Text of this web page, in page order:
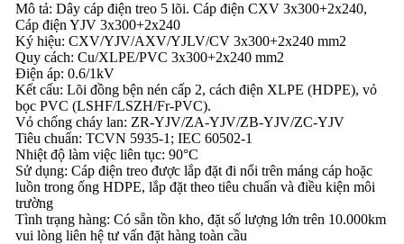
Mô tả: Dây cáp điện treo 5 lõi. Cáp điện CXV 3x300+2x240,
Cáp điện YJV 3x300+2x240
Ký hiệu: CXV/YJV/AXV/YJLV/CV 3x300+2x240 mm2
Quy cách: Cu/XLPE/PVC 3x300+2x240 mm2
Điện áp: 0.6/1kV
Kết cấu: Lõi đồng bện nén cấp 2, cách điện XLPE (HDPE), vỏ
bọc PVC (LSHF/LSZH/Fr-PVC).
Vỏ chống cháy lan: ZR-YJV/ZA-YJV/ZB-YJV/ZC-YJV
Tiêu chuẩn: TCVN 5935-1; IEC 60502-1
Nhiệt độ làm việc liên tục: 90°C
Sử dụng: Cáp điện treo được lắp đặt đi nổi trên máng cáp hoặc
luồn trong ống HDPE, lắp đặt theo tiêu chuẩn và điều kiện môi
trường
Tình trạng hàng: Có sẵn tồn kho, đặt số lượng lớn trên 10.000km
vui lòng liên hệ tư vấn đặt hàng toàn cầu